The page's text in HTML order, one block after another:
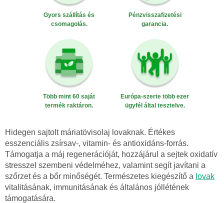
Gyors szállítás és
csomagolás.
Pénzvisszafizetési
garancia.
Több mint 60 saját
termék raktáron.
Európa-szerte több ezer
ügyfél által tesztelve.
Hidegen sajtolt máriatövisolaj lovaknak. Értékes
esszenciális zsírsav-, vitamin- és antioxidáns-forrás.
Támogatja a máj regenerációját, hozzájárul a sejtek oxidatív
stresszel szembeni védelméhez, valamint segít javítani a
szőrzet és a bőr minőségét. Természetes kiegészítő a lovak
vitalitásának, immunitásának és általános jóllétének
támogatására.